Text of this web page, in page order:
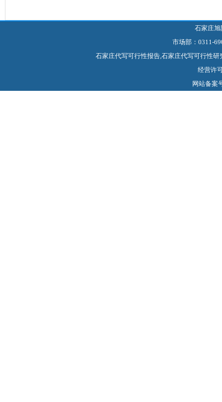
石家庄
市场部：0311-
石家庄代写可行性报告,石家庄代写可行性
经营许
网站备案